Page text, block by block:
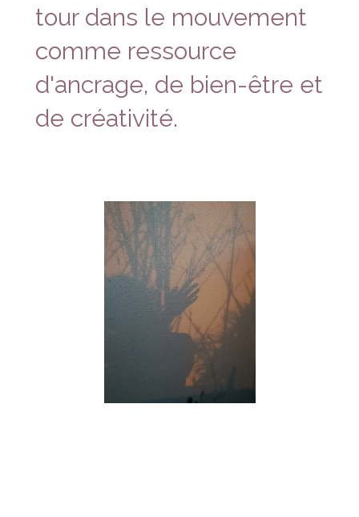
tour dans le mouvement
comme ressource
d'ancrage, de bien-être et
de créativité.